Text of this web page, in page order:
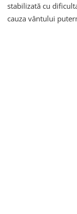
stabilizată cu
cauza vântului